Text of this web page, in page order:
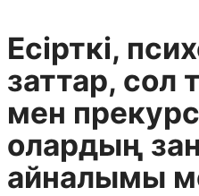
Есiрткi,
заттар, сол
мен
олардың
айналымы